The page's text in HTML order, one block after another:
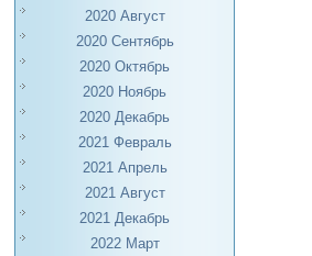
2020 Август
2020 Сентябрь
2020 Октябрь
2020 Ноябрь
2020 Декабрь
2021 Февраль
2021 Апрель
2021 Август
2021 Декабрь
2022 Март